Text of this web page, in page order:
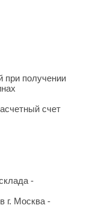
при получении
счет
-
г. Москва -